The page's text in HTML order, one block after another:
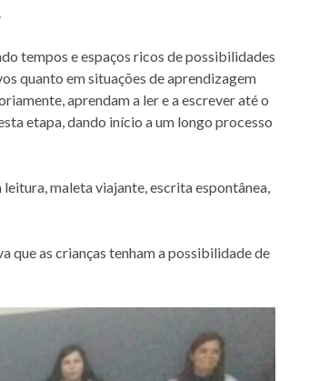
tempos e espaços ricos de possibilidades
quanto em situações de aprendizagem
aprendam a ler e a escrever até o
etapa, dando início a um longo processo
maleta viajante, escrita espontânea,
que as crianças tenham a possibilidade de